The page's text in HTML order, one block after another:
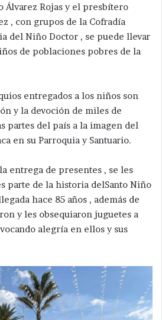
Álvarez Rojas y el presbítero
, con grupos de la Cofradía
del Niño Doctor , se puede llevar
de poblaciones pobres de la
entregados a los niños son
y la devoción de miles de
partes del país a la imagen del
en su Parroquia y Santuario.
entrega de presentes , se les
parte de la historia delSanto Niño
hace 85 años , además de
y les obsequiaron juguetes a
alegría en ellos y sus